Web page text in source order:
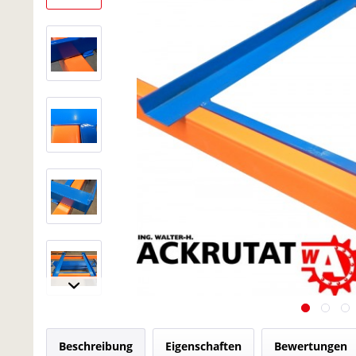
Beschreibung Eigenschaften Bewertungen